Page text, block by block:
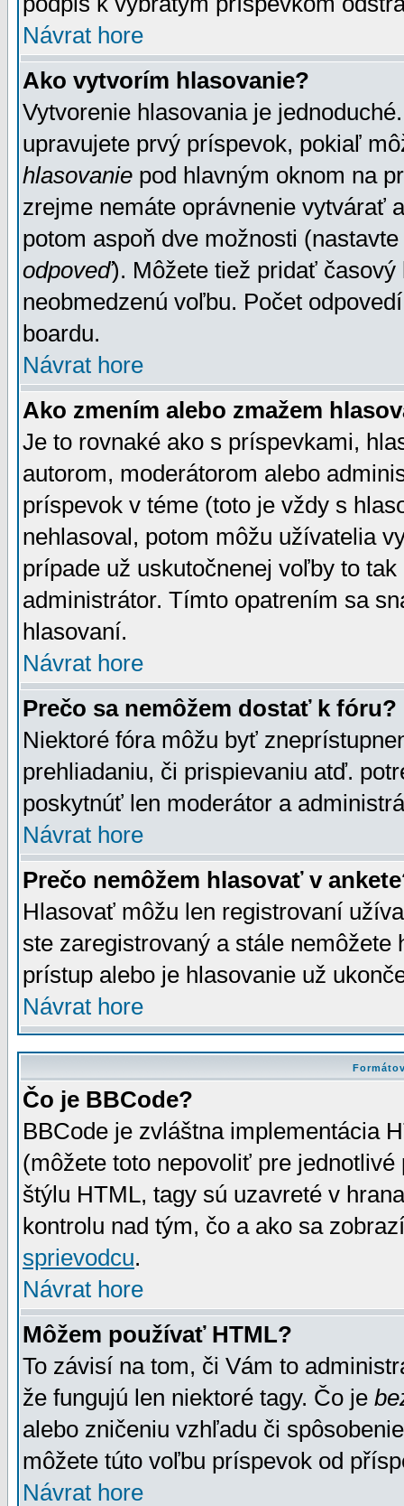
Návrat hore
Ako vytvorím hlasovanie?
Vytvorenie hlasovania je
upravujete prvý príspevok, pokiaľ
hlasovanie pod hlavným oknom na
zrejme nemáte oprávnenie vytvárať
potom aspoň dve možnosti
odpoveď). Môžete tiež pridať
neobmedzenú voľbu. Počet
boardu.
Návrat hore
Ako zmením alebo zmažem
Je to rovnaké ako s príspevkami,
autorom, moderátorom alebo
príspevok v téme (toto je vždy s
nehlasoval, potom môžu užívatelia
prípade už uskutočnenej voľby to
administrátor. Tímto opatrením sa
hlasovaní.
Návrat hore
Prečo sa nemôžem dostať k fóru?
Niektoré fóra môžu byť
prehliadaniu, či prispievaniu atď.
poskytnúť len moderátor a
Návrat hore
Prečo nemôžem hlasovať v
Hlasovať môžu len registrovaní
ste zaregistrovaný a stále
prístup alebo je hlasovanie už
Návrat hore
Čo je BBCode?
BBCode je zvláštna implementácia
(môžete toto nepovoliť pre
štýlu HTML, tagy sú uzavreté v
kontrolu nad tým, čo a ako sa
sprievodcu.
Návrat hore
Môžem používať HTML?
To závisí na tom, či Vám to
že fungujú len niektoré tagy. Čo je
alebo zničeniu vzhľadu či
môžete túto voľbu príspevok od
Návrat hore